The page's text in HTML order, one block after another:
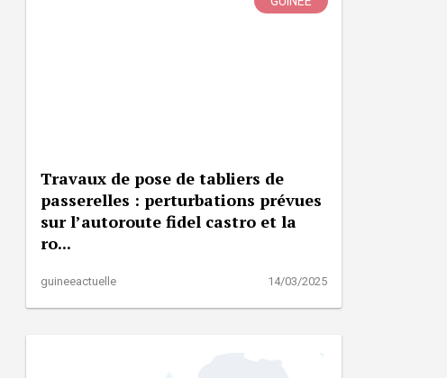
Travaux de pose de tabliers de
passerelles : perturbations prévues
sur l’autoroute fidel castro et la
ro...
guineeactuelle 14/03/2025